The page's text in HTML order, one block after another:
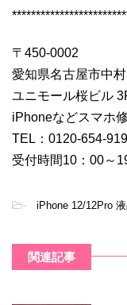
〒450-0002
愛知県名古屋市中
ユニモール桜ビル
iPhoneなどスマホ
TEL：0120-654-
受付時間10：00～
- iPhone 12/12Pro 液
関連記事